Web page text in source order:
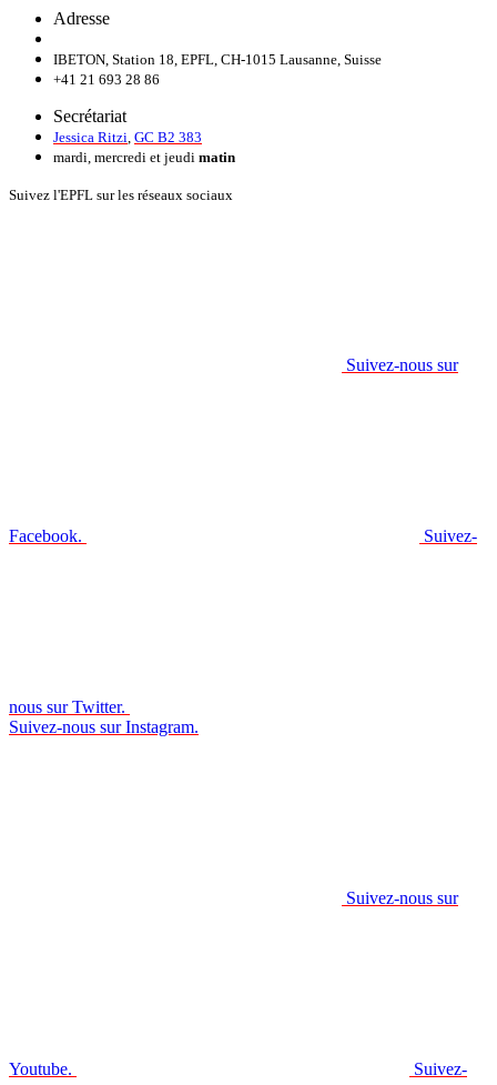
Adresse
IBETON, Station 18, EPFL, CH-1015 Lausanne, Suisse
+41 21 693 28 86
Secrétariat
Jessica Ritzi GC B2 383
mardi, mercredi et jeudi matin
Suivez l'EPFL sur les réseaux sociaux
Suivez-nous sur
Facebook. Suivez-
nous sur Twitter.
Suivez-nous sur Instagram.
Suivez-nous sur
Youtube. Suivez-